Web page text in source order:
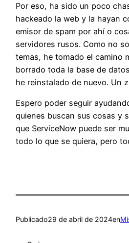
Por eso, ha sido un poco
hackeado la web y la hayan
emisor de spam por ahí o
servidores rusos. Como no
temas, he tomado el camino
borrado toda la base de
he reinstalado de nuevo. Un
Espero poder seguir
quienes buscan sus cosas y
que ServiceNow puede ser
todo lo que se quiera, pero
Publicado29 de abril de 2024en